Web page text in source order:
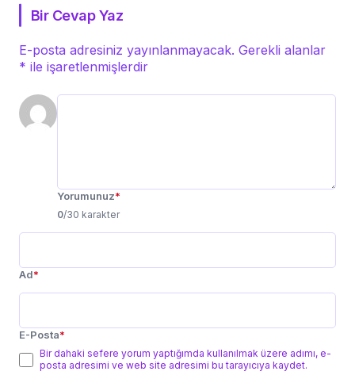
Bir Cevap Yaz
E-posta adresiniz yayınlanmayacak. Gerekli alanlar
* ile işaretlenmişlerdir
Yorumunuz*
0/30 karakter
Ad*
E-Posta*
Bir dahaki sefere yorum yaptığımda kullanılmak üzere adımı, e-
posta adresimi ve web site adresimi bu tarayıcıya kaydet.